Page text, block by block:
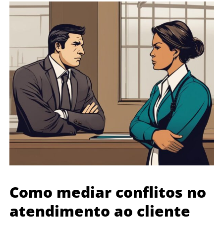
Como mediar conflitos no
atendimento ao cliente